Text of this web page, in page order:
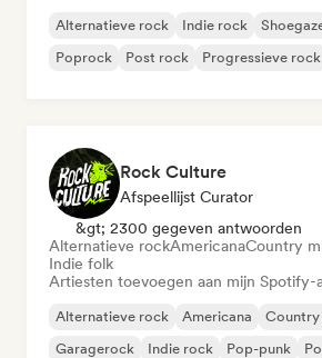
Alternatieve rock Indie rock
Poprock
Post rock Progressieve rock
Rock Culture
Afspeellijst Curator
&gt; 2300 gegeven antwoorden
Alternatieve rockAmericanaCountry
Indie folk
Artiesten toevoegen aan mijn Spotify-
Alternatieve rock Americana
Country
Garagerock
Indie rock Pop-punk